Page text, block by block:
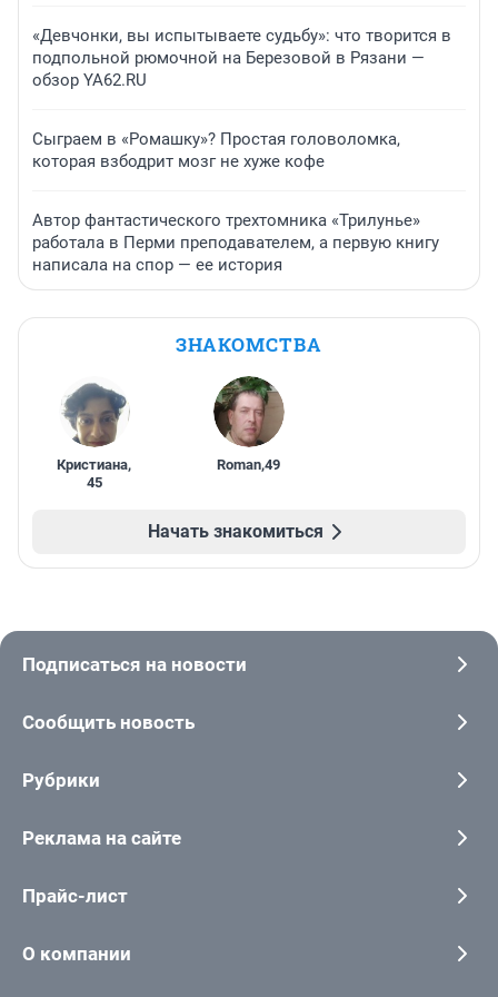
«Девчонки, вы испытываете судьбу»: что творится в
подпольной рюмочной на Березовой в Рязани —
обзор YA62.RU
Сыграем в «Ромашку»? Простая головоломка,
которая взбодрит мозг не хуже кофе
Автор фантастического трехтомника «Трилунье»
работала в Перми преподавателем, а первую книгу
написала на спор — ее история
ЗНАКОМСТВА
Кристиана,
45
Roman,49
Начать знакомиться
Подписаться на новости
Сообщить новость
Рубрики
Реклама на сайте
Прайс-лист
О компании